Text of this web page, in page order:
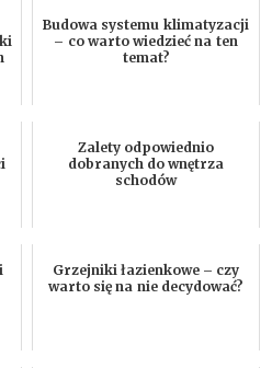
Budowa systemu klimatyzacji
– co warto wiedzieć na ten
temat?
Zalety odpowiednio
dobranych do wnętrza
schodów
Grzejniki łazienkowe – czy
warto się na nie decydować?